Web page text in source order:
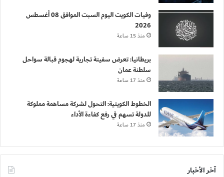
وفيات الكويت اليوم السبت الموافق 08 أغسطس
2026
منذ 15 ساعة
بريطانيا: تعرض سفينة تجارية لهجوم قبالة سواحل
سلطنة عمان
منذ 17 ساعة
الخطوط الكويتية: التحول لشركة مساهمة مملوكة
للدولة تسهم في رفع كفاءة الأداء
منذ 17 ساعة
آخر الأخبار